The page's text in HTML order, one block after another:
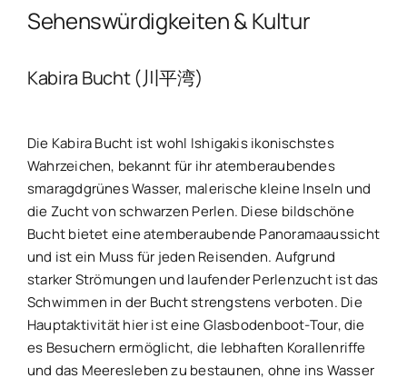
Sehenswürdigkeiten & Kultur
Kabira Bucht (川平湾)
Die Kabira Bucht ist wohl Ishigakis ikonischstes
Wahrzeichen, bekannt für ihr atemberaubendes
smaragdgrünes Wasser, malerische kleine Inseln und
die Zucht von schwarzen Perlen. Diese bildschöne
Bucht bietet eine atemberaubende Panoramaaussicht
und ist ein Muss für jeden Reisenden. Aufgrund
starker Strömungen und laufender Perlenzucht ist das
Schwimmen in der Bucht strengstens verboten. Die
Hauptaktivität hier ist eine Glasbodenboot-Tour, die
es Besuchern ermöglicht, die lebhaften Korallenriffe
und das Meeresleben zu bestaunen, ohne ins Wasser